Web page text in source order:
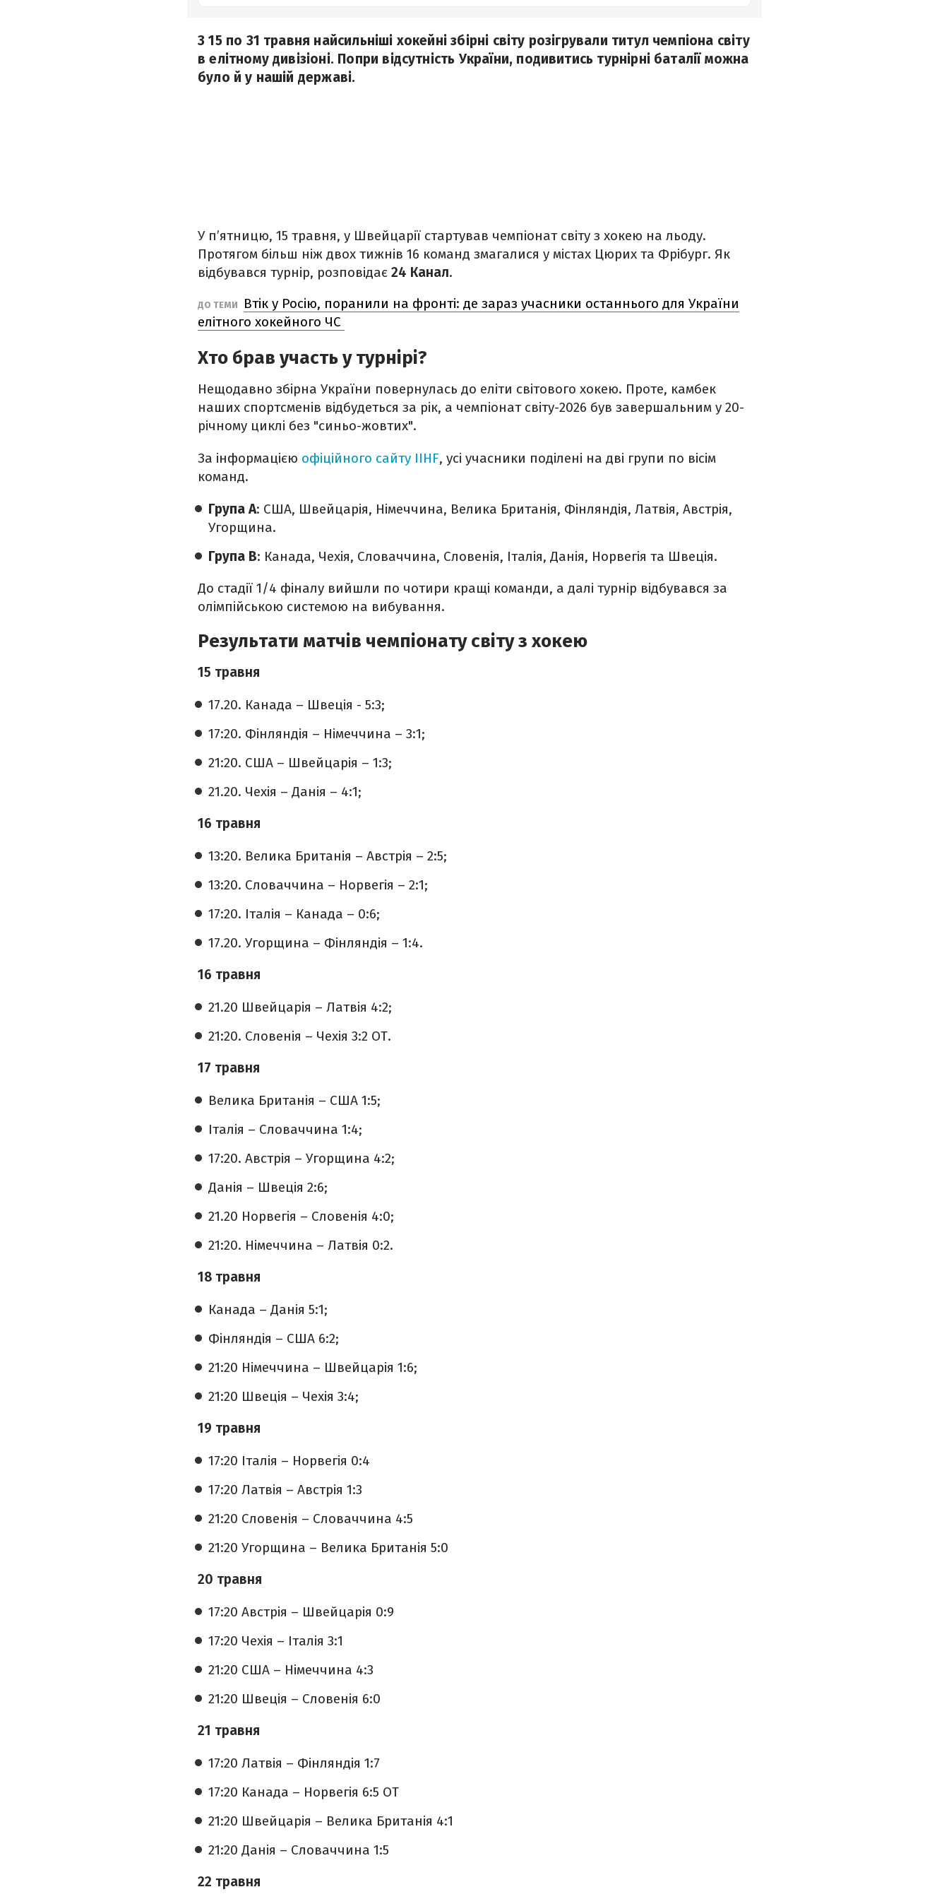
З 15 по 31 травня найсильніші хокейні збірні світу розігрували титул чемпіона світу
в елітному дивізіоні. Попри відсутність України, подивитись турнірні баталії можна
було й у нашій державі.
У п’ятницю, 15 травня, у Швейцарії стартував чемпіонат світу з хокею на льоду.
Протягом більш ніж двох тижнів 16 команд змагалися у містах Цюрих та Фрібург. Як
відбувався турнір, розповідає 24 Канал.
ДО ТЕМИ
Втік у Росію, поранили на фронті: де зараз учасники останнього для України
елітного хокейного ЧС
Хто брав участь у турнірі?
Нещодавно збірна України повернулась до еліти світового хокею. Проте, камбек
наших спортсменів відбудеться за рік, а чемпіонат світу-2026 був завершальним у 20-
річному циклі без "синьо-жовтих".
За інформацією офіційного сайту IIHF, усі учасники поділені на дві групи по вісім
команд.
Група А: США, Швейцарія, Німеччина, Велика Британія, Фінляндія, Латвія, Австрія,
Угорщина.
Група В: Канада, Чехія, Словаччина, Словенія, Італія, Данія, Норвегія та Швеція.
До стадії 1/4 фіналу вийшли по чотири кращі команди, а далі турнір відбувався за
олімпійською системою на вибування.
Результати матчів чемпіонату світу з хокею
15 травня
17.20. Канада – Швеція - 5:3;
17:20. Фінляндія – Німеччина – 3:1;
21:20. США – Швейцарія – 1:3;
21.20. Чехія – Данія – 4:1;
16 травня
13:20. Велика Британія – Австрія – 2:5;
13:20. Словаччина – Норвегія – 2:1;
17:20. Італія – Канада – 0:6;
17.20. Угорщина – Фінляндія – 1:4.
16 травня
21.20 Швейцарія – Латвія 4:2;
21:20. Словенія – Чехія 3:2 ОТ.
17 травня
Велика Британія – США 1:5;
Італія – Словаччина 1:4;
17:20. Австрія – Угорщина 4:2;
Данія – Швеція 2:6;
21.20 Норвегія – Словенія 4:0;
21:20. Німеччина – Латвія 0:2.
18 травня
Канада – Данія 5:1;
Фінляндія – США 6:2;
21:20 Німеччина – Швейцарія 1:6;
21:20 Швеція – Чехія 3:4;
19 травня
17:20 Італія – Норвегія 0:4
17:20 Латвія – Австрія 1:3
21:20 Словенія – Словаччина 4:5
21:20 Угорщина – Велика Британія 5:0
20 травня
17:20 Австрія – Швейцарія 0:9
17:20 Чехія – Італія 3:1
21:20 США – Німеччина 4:3
21:20 Швеція – Словенія 6:0
21 травня
17:20 Латвія – Фінляндія 1:7
17:20 Канада – Норвегія 6:5 ОТ
21:20 Швейцарія – Велика Британія 4:1
21:20 Данія – Словаччина 1:5
22 травня